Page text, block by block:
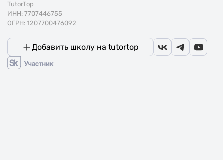
TutorTop
ИНН: 7707446755
ОГРН: 1207700476092
Добавить школу на tutortop